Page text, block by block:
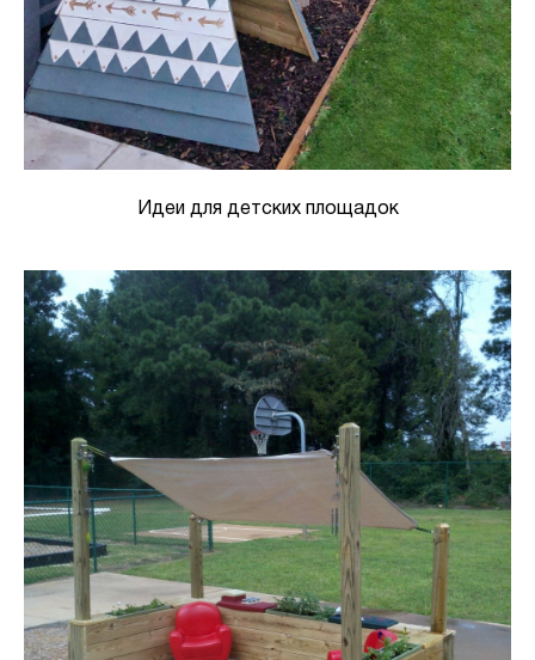
Идеи для детских площадок